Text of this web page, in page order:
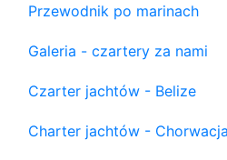
Przewodnik po marinach
Galeria - czartery za nami
Czarter jachtów - Belize
Charter jachtów - Chorwacja